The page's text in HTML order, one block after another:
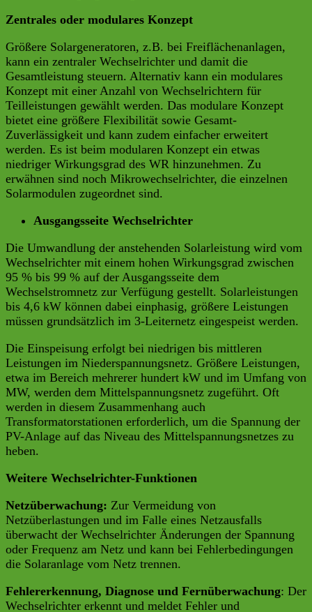
Zentrales oder modulares Konzept
Größere Solargeneratoren, z.B. bei Freiflächenanlagen,
kann ein zentraler Wechselrichter und damit die
Gesamtleistung steuern. Alternativ kann ein modulares
Konzept mit einer Anzahl von Wechselrichtern für
Teilleistungen gewählt werden. Das modulare Konzept
bietet eine größere Flexibilität sowie Gesamt-
Zuverlässigkeit und kann zudem einfacher erweitert
werden. Es ist beim modularen Konzept ein etwas
niedriger Wirkungsgrad des WR hinzunehmen. Zu
erwähnen sind noch Mikrowechselrichter, die einzelnen
Solarmodulen zugeordnet sind.
Ausgangsseite Wechselrichter
Die Umwandlung der anstehenden Solarleistung wird vom
Wechselrichter mit einem hohen Wirkungsgrad zwischen
95 % bis 99 % auf der Ausgangsseite dem
Wechselstromnetz zur Verfügung gestellt. Solarleistungen
bis 4,6 kW können dabei einphasig, größere Leistungen
müssen grundsätzlich im 3-Leiternetz eingespeist werden.
Die Einspeisung erfolgt bei niedrigen bis mittleren
Leistungen im Niederspannungsnetz. Größere Leistungen,
etwa im Bereich mehrerer hundert kW und im Umfang von
MW, werden dem Mittelspannungsnetz zugeführt. Oft
werden in diesem Zusammenhang auch
Transformatorstationen erforderlich, um die Spannung der
PV-Anlage auf das Niveau des Mittelspannungsnetzes zu
heben.
Weitere Wechselrichter-Funktionen
Netzüberwachung: Zur Vermeidung von
Netzüberlastungen und im Falle eines Netzausfalls
überwacht der Wechselrichter Änderungen der Spannung
oder Frequenz am Netz und kann bei Fehlerbedingungen
die Solaranlage vom Netz trennen.
Fehlererkennung, Diagnose und Fernüberwachung: Der
Wechselrichter erkennt und meldet Fehler und